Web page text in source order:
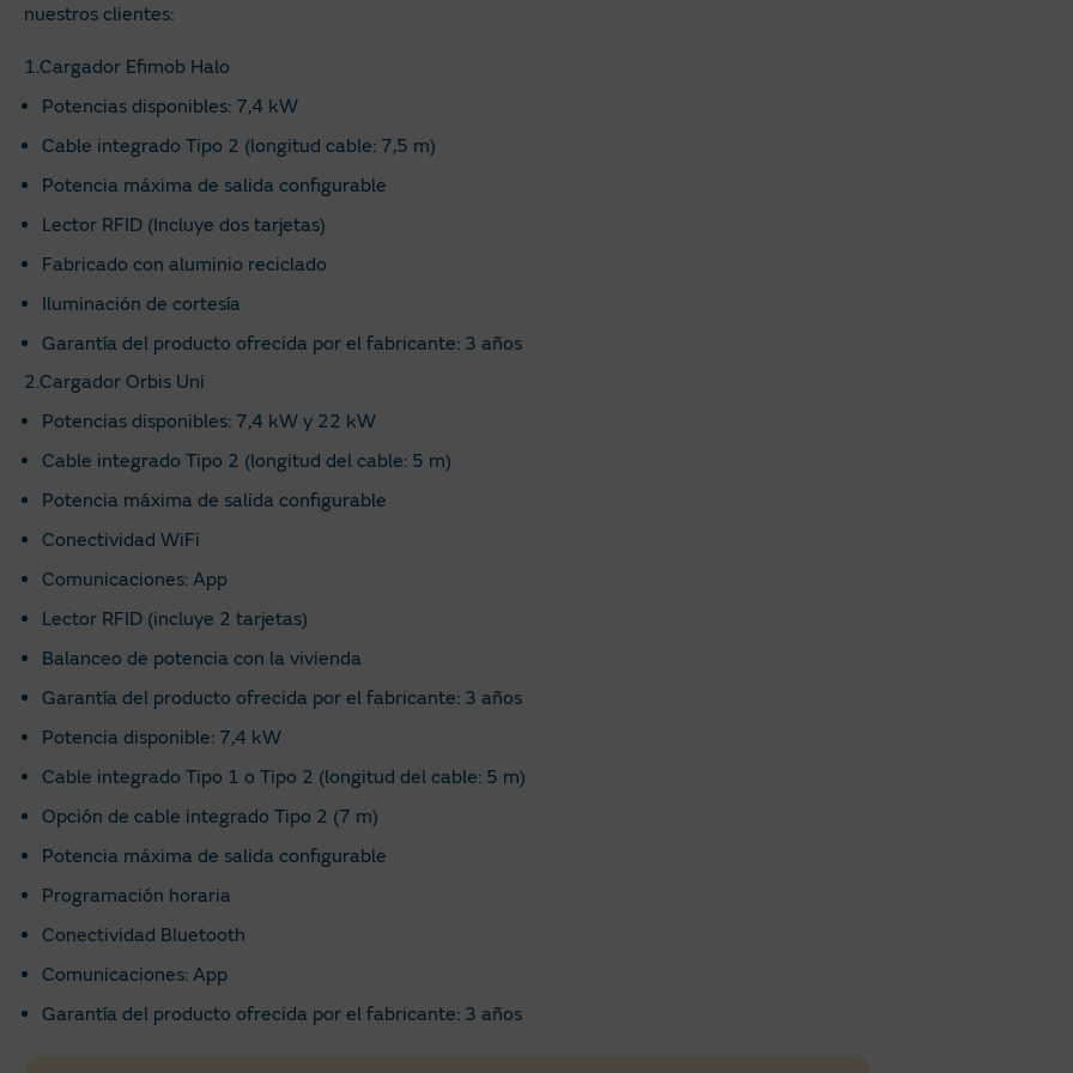
nuestros clientes:
1.Cargador Efimob Halo
Potencias disponibles: 7,4 kW
Cable integrado Tipo 2 (longitud cable: 7,5 m)
Potencia máxima de salida configurable
Lector RFID (Incluye dos tarjetas)
Fabricado con aluminio reciclado
Iluminación de cortesía
Garantía del producto ofrecida por el fabricante: 3 años
2.Cargador Orbis Uni
Potencias disponibles: 7,4 kW y 22 kW
Cable integrado Tipo 2 (longitud del cable: 5 m)
Potencia máxima de salida configurable
Conectividad WiFi
Comunicaciones: App
Lector RFID (incluye 2 tarjetas)
Balanceo de potencia con la vivienda
Garantía del producto ofrecida por el fabricante: 3 años
Potencia disponible: 7,4 kW
Cable integrado Tipo 1 o Tipo 2 (longitud del cable: 5 m)
Opción de cable integrado Tipo 2 (7 m)
Potencia máxima de salida configurable
Programación horaria
Conectividad Bluetooth
Comunicaciones: App
Garantía del producto ofrecida por el fabricante: 3 años